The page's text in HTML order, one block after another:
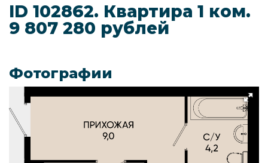
ID 102862. Квартира 1 ком.
9 807 280 рублей
Фотографии